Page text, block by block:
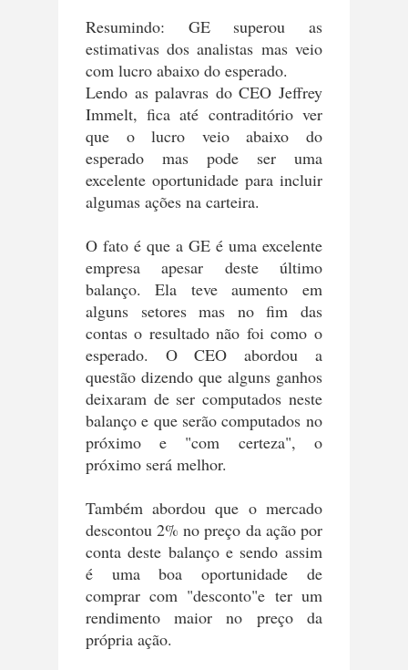
Resumindo: GE superou as
estimativas dos analistas mas veio
com lucro abaixo do esperado.
Lendo as palavras do CEO Jeffrey
Immelt, fica até contraditório ver
que o lucro veio abaixo do
esperado mas pode ser uma
excelente oportunidade para incluir
algumas ações na carteira.
O fato é que a GE é uma excelente
empresa apesar deste último
balanço. Ela teve aumento em
alguns setores mas no fim das
contas o resultado não foi como o
esperado. O CEO abordou a
questão dizendo que alguns ganhos
deixaram de ser computados neste
balanço e que serão computados no
próximo e "com certeza", o
próximo será melhor.
Também abordou que o mercado
descontou 2% no preço da ação por
conta deste balanço e sendo assim
é uma boa oportunidade de
comprar com "desconto"e ter um
rendimento maior no preço da
própria ação.